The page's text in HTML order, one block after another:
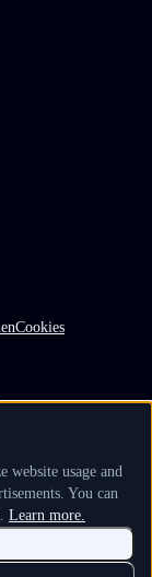
Cookies
website usage and
You can
Learn more.